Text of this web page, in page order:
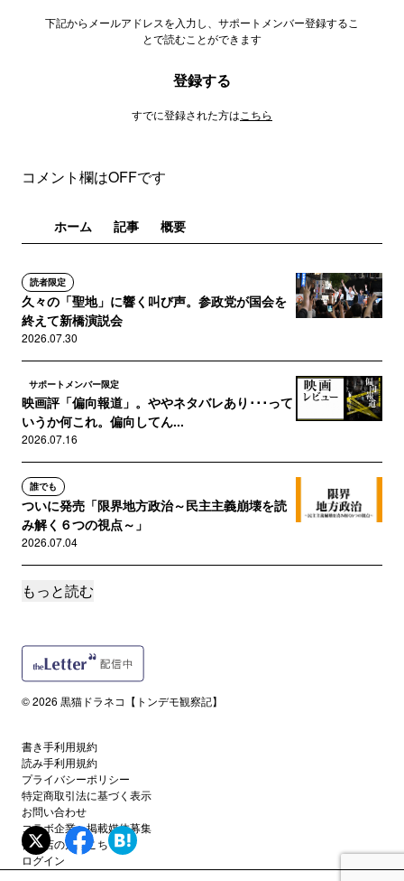
下記からメールアドレスを入力し、サポートメンバー登録するこ
とで読むことができます
登録する
すでに登録された方は こちら
コメント欄はOFFです
ホーム 記事 概要
読者限定
久々の「聖地」に響く叫び声。参政党が国会を
終えて新橋演説会
2026.07.30
サポートメンバー限定
映画評「偏向報道」。ややネタバレあり･･･って
いうか何これ。偏向してん...
2026.07.16
誰でも
ついに発売「限界地方政治～民主主義崩壊を読
み解く６つの視点～」
2026.07.04
サポートメンバー限定
2026.07.02
元大臣も嬉しそう。「ワクチンは毒」「核施設
2026.06.26
サポートメンバー限定
（書評）「アンビバレント～山上徹也が私だけ
に明かした謎の核心～」誰も見...
2026.06.10
もっと読む
© 2026 黒猫ドラネコ【トンデモ観察記】
書き手利用規約
読み手利用規約
プライバシーポリシー
特定商取引法に基づく表示
お問い合わせ
コラボ企業・掲載媒体募集
代理店の方はこちら
ログイン